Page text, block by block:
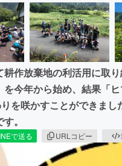
作放棄地の利活用に取
今年から始め、結果「
を咲かすことができま
。
で送る URLコピー